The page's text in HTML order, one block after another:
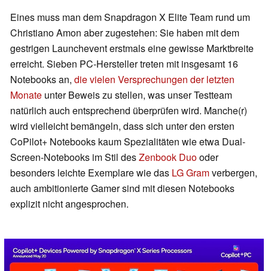
Eines muss man dem Snapdragon X Elite Team rund um
Christiano Amon aber zugestehen: Sie haben mit dem
gestrigen Launchevent erstmals eine gewisse Marktbreite
erreicht. Sieben PC-Hersteller treten mit insgesamt 16
Notebooks an, die vielen Versprechungen der letzten
Monate unter Beweis zu stellen, was unser Testteam
natürlich auch entsprechend überprüfen wird. Manche(r)
wird vielleicht bemängeln, dass sich unter den ersten
CoPilot+ Notebooks kaum Spezialitäten wie etwa Dual-
Screen-Notebooks im Stil desZenbook Duooder
besonders leichte Exemplare wie das LG Gramverbergen,
auch ambitionierte Gamer sind mit diesen Notebooks
explizit nicht angesprochen.